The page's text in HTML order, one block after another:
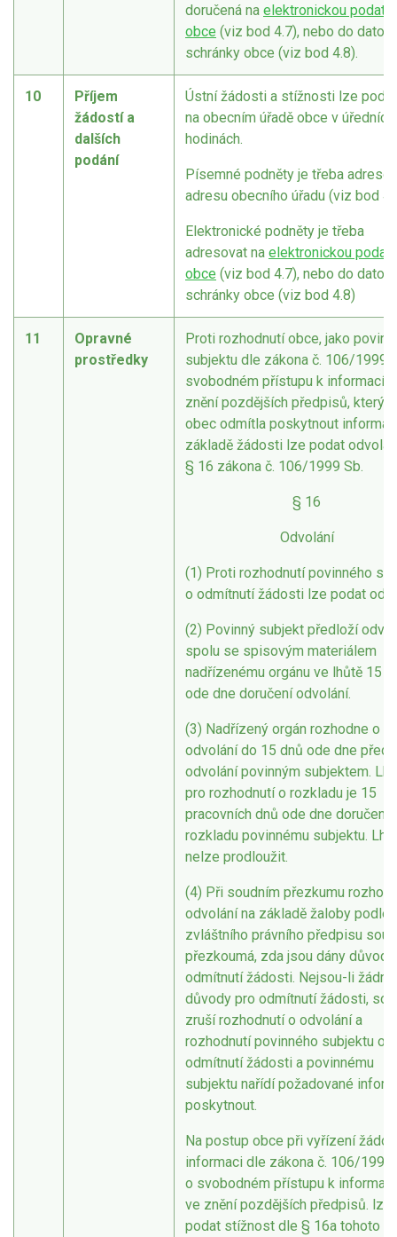
doručená na elektronickou
obce (viz bod 4.7), nebo do
schránky obce (viz bod 4.8).
10
Příjem
žádostí a
dalších
podání
Ústní žádosti a stížnosti lze
na obecním úřadě obce v úředních
hodinách.
Písemné podněty je třeba
adresu obecního úřadu (viz bod
Elektronické podněty je třeba
adresovat na elektronickou
obce (viz bod 4.7), nebo do
schránky obce (viz bod 4.8)
11
Opravné
prostředky
Proti rozhodnutí obce, jako
subjektu dle zákona č. 106/1999
svobodném přístupu k
znění pozdějších předpisů, kterým
obec odmítla poskytnout
základě žádosti lze podat
§ 16 zákona č. 106/1999 Sb.
§ 16
Odvolání
(1) Proti rozhodnutí povinného
o odmítnutí žádosti lze podat
(2) Povinný subjekt předloží
spolu se spisovým materiálem
nadřízenému orgánu ve lhůtě 15
ode dne doručení odvolání.
(3) Nadřízený orgán rozhodne o
odvolání do 15 dnů ode dne
odvolání povinným subjektem.
pro rozhodnutí o rozkladu je 15
pracovních dnů ode dne doručení
rozkladu povinnému subjektu.
nelze prodloužit.
(4) Při soudním přezkumu
odvolání na základě žaloby podle
zvláštního právního předpisu soud
přezkoumá, zda jsou dány
odmítnutí žádosti. Nejsou-li žádné
důvody pro odmítnutí žádosti,
zruší rozhodnutí o odvolání a
rozhodnutí povinného subjektu o
odmítnutí žádosti a povinnému
subjektu nařídí požadované
poskytnout.
Na postup obce při vyřízení
informaci dle zákona č. 106/1999
o svobodném přístupu k
ve znění pozdějších předpisů. lze
podat stížnost dle § 16a tohoto